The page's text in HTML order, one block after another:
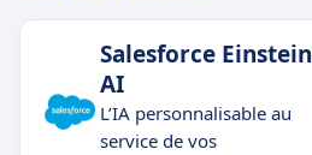
Salesforce Einstein
AI
L’IA personnalisable au
service de vos